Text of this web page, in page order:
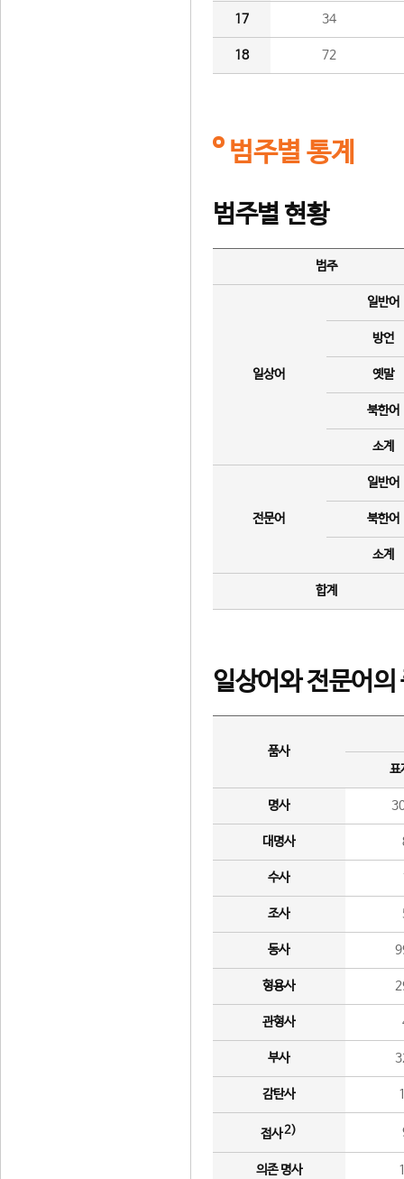
17 34
18 72
범주별 통계
범주별 현황
범주
일상어
일반어
방언
옛말
북한어
소계
전문어
일반어
북한어
소계
합계
일상어와 전문어의
품사
표
명사
대명사
수사
조사
동사
형용사
관형사
부사
감탄사
접사2)
의존 명사